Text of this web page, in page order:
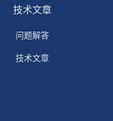
技术文章
问题解答
技术文章